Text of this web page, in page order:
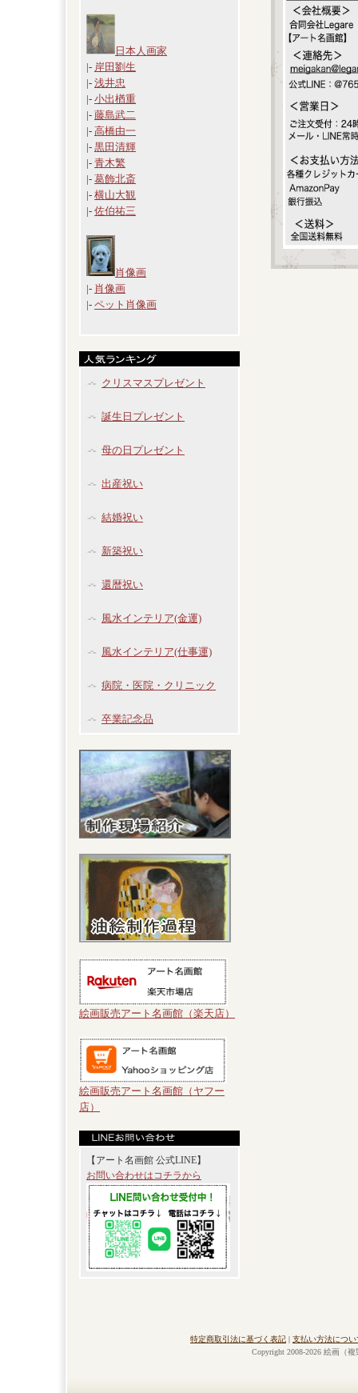
日本人画家
|- 岸田劉生
|- 浅井忠
|- 小出楢重
|- 藤島武二
|- 高橋由一
|- 黒田清輝
|- 青木繁
|- 葛飾北斎
|- 横山大観
|- 佐伯祐三
肖像画
|- 肖像画
|- ペット肖像画
クリスマスプレゼント
誕生日プレゼント
母の日プレゼント
出産祝い
結婚祝い
新築祝い
還暦祝い
風水インテリア(金運)
風水インテリア(仕事運)
病院・医院・クリニック
卒業記念品
絵画販売アート名画館（楽天店）
絵画販売アート名画館（ヤフー
店）
【アート名画館 公式LINE】
お問い合わせはコチラから
特定商取引法に基づく表記 | 支払い方法につい
Copyright 2008-2026 絵画（